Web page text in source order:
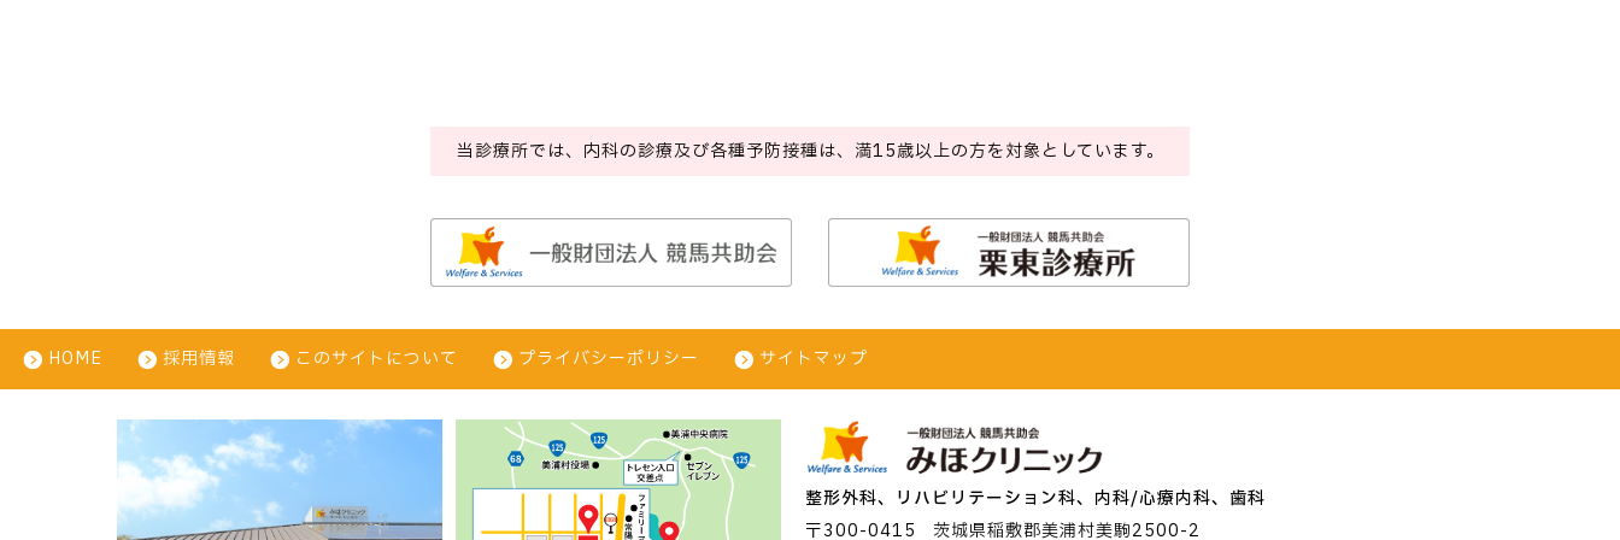
当診療所では、内科の診療及び各種予防接種は、 満15歳以上の方を対象としています。
HOME 採用情報 このサイトについて プライバシーポリシー サイトマップ
整形外科、リハビリテーション科、内科/心療内科、歯科
〒300-0415
茨城県稲敷郡美浦村美駒2500-2